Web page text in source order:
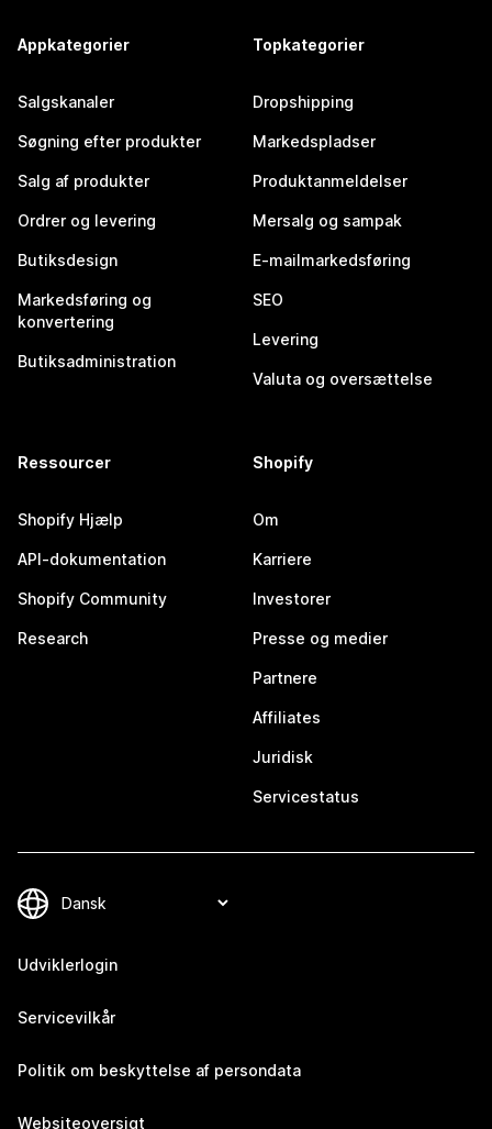
Appkategorier
Salgskanaler
Søgning efter produkter
Salg af produkter
Ordrer og levering
Butiksdesign
Markedsføring og
konvertering
Butiksadministration
Topkategorier
Dropshipping
Markedspladser
Produktanmeldelser
Mersalg og sampak
E-mailmarkedsføring
SEO
Levering
Valuta og oversættelse
Ressourcer
Shopify Hjælp
API-dokumentation
Shopify Community
Research
Shopify
Om
Karriere
Investorer
Presse og medier
Partnere
Affiliates
Juridisk
Servicestatus
Udviklerlogin
Servicevilkår
Politik om beskyttelse af persondata
Websiteoversigt